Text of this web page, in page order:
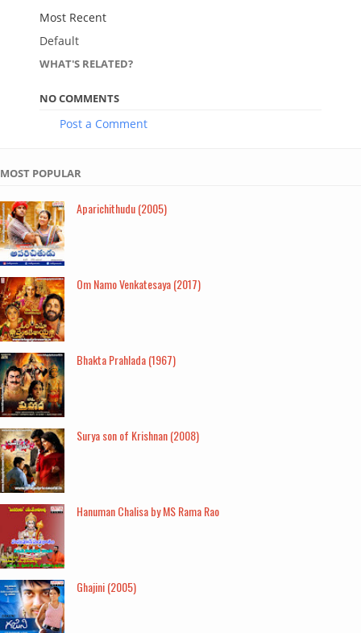
Most Recent
Default
WHAT'S RELATED?
NO COMMENTS
Post a Comment
MOST POPULAR
Aparichithudu (2005)
Om Namo Venkatesaya (2017)
Bhakta Prahlada (1967)
Surya son of Krishnan (2008)
Hanuman Chalisa by MS Rama Rao
Ghajini (2005)